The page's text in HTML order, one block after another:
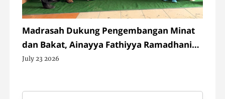
Madrasah Dukung Pengembangan Minat
dan Bakat, Ainayya Fathiyya Ramadhani
Ikuti Festival Penyanyi Anak Se-Kabupaten
July 23 2026